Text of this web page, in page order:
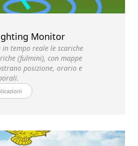
Monitor
in tempo reale le scariche
(fulmini), con mappe
posizione, orario e